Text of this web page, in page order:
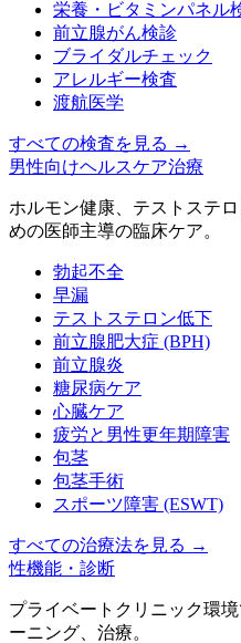
栄養・ビタミンパネル
前立腺がん検診
ブライダルチェック
アレルギー検査
渡航医学
すべての検査を見る →
男性向けヘルスケア治療
ホルモン健康、テストステ
めの医師主導の臨床ケア。
勃起不全
早漏
テストステロン低下
前立腺肥大症 (BPH)
前立腺炎
糖尿病ケア
心臓ケア
疲労と男性更年期障害
包茎
包茎手術
スポーツ障害 (ESWT)
すべての治療法を見る →
性機能・診断
プライベートクリニック環
ーニング、治療。